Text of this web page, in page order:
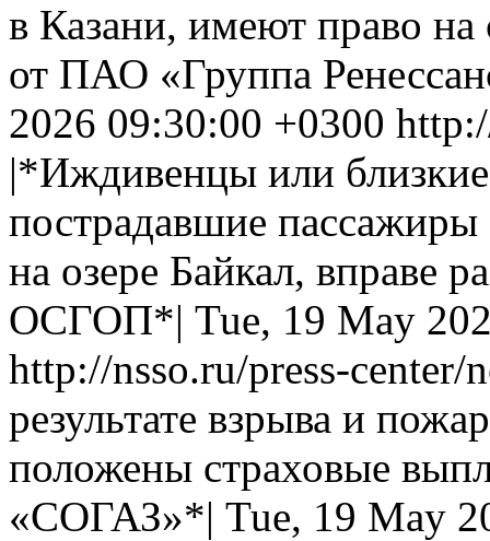
в Казани, имеют право
от ПАО «Группа
2026 09:30:00 +0300
|*Иждивенцы или
пострадавшие пассажиры
на озере Байкал, вправе
ОСГОП*| Tue, 19 May
http://nsso.ru/press-center/
результате взрыва и
положены страховые
«СОГАЗ»*| Tue, 19 May